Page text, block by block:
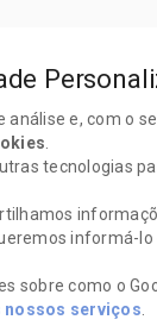
análise e, com o
tecnologias
informá-
sobre como o
nossos serviços